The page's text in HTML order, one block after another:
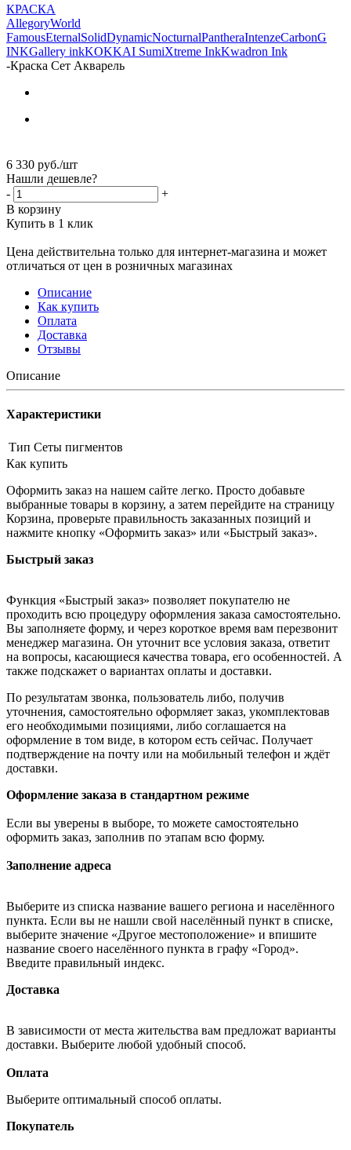
КРАСКА
AllegoryWorld
FamousEternalSolidDynamicNocturnalPantheraIntenzeCarbonG
INKGallery inkKOKKAI SumiXtreme InkKwadron Ink
-Краска Сет Акварель
6 330 руб./шт
Нашли дешевле?
-
+
В корзину
Купить в 1 клик
Цена действительна только для интернет-магазина и может
отличаться от цен в розничных магазинах
Описание
Как купить
Оплата
Доставка
Отзывы
Описание
Характеристики
Тип Сеты пигментов
Как купить
Оформить заказ на нашем сайте легко. Просто добавьте
выбранные товары в корзину, а затем перейдите на страницу
Корзина, проверьте правильность заказанных позиций и
нажмите кнопку «Оформить заказ» или «Быстрый заказ».
Быстрый заказ
Функция «Быстрый заказ» позволяет покупателю не
проходить всю процедуру оформления заказа самостоятельно.
Вы заполняете форму, и через короткое время вам перезвонит
менеджер магазина. Он уточнит все условия заказа, ответит
на вопросы, касающиеся качества товара, его особенностей. А
также подскажет о вариантах оплаты и доставки.
По результатам звонка, пользователь либо, получив
уточнения, самостоятельно оформляет заказ, укомплектовав
его необходимыми позициями, либо соглашается на
оформление в том виде, в котором есть сейчас. Получает
подтверждение на почту или на мобильный телефон и ждёт
доставки.
Оформление заказа в стандартном режиме
Если вы уверены в выборе, то можете самостоятельно
оформить заказ, заполнив по этапам всю форму.
Заполнение адреса
Выберите из списка название вашего региона и населённого
пункта. Если вы не нашли свой населённый пункт в списке,
выберите значение «Другое местоположение» и впишите
название своего населённого пункта в графу «Город».
Введите правильный индекс.
Доставка
В зависимости от места жительства вам предложат варианты
доставки. Выберите любой удобный способ.
Оплата
Выберите оптимальный способ оплаты.
Покупатель